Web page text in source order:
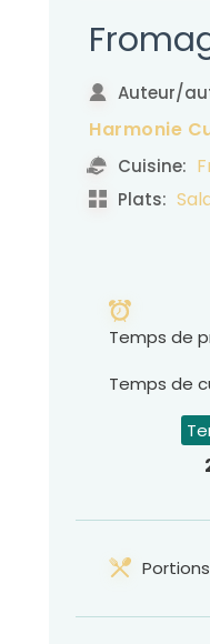
Auteur/
Harmonie
Cuisine:
Plats:
Temps de
Temps de